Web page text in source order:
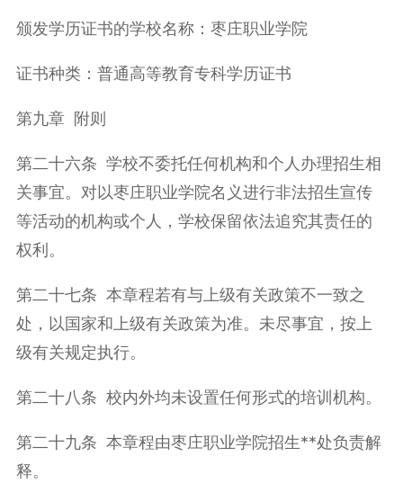
颁发学历证书的学校名称：枣庄职业学院
证书种类：普通高等教育专科学历证书
第九章 附则
第二十六条 学校不委托任何机构和个人办理招生相
关事宜。对以枣庄职业学院名义进行非法招生宣传
等活动的机构或个人，学校保留依法追究其责任的
权利。
第二十七条 本章程若有与上级有关政策不一致之
处，以国家和上级有关政策为准。未尽事宜，按上
级有关规定执行。
第二十八条 校内外均未设置任何形式的培训机构。
第二十九条 本章程由枣庄职业学院招生**处负责解
释。